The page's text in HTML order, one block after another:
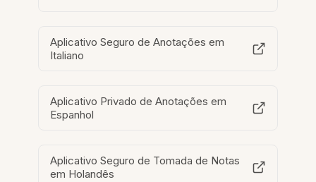
Aplicativo Seguro de Anotações em
Italiano
Aplicativo Privado de Anotações em
Espanhol
Aplicativo Seguro de Tomada de Notas
em Holandês